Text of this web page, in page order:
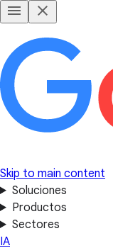
Skip to main content
Soluciones
Productos
Sectores
IA